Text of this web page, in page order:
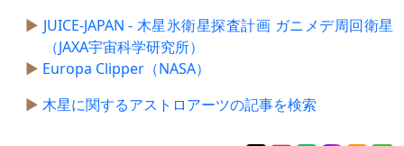
JUICE-JAPAN - 木星氷衛星探査計画 ガニメデ周回衛星
（JAXA宇宙科学研究所）
Europa Clipper（NASA）
木星に関するアストロアーツの記事を検索